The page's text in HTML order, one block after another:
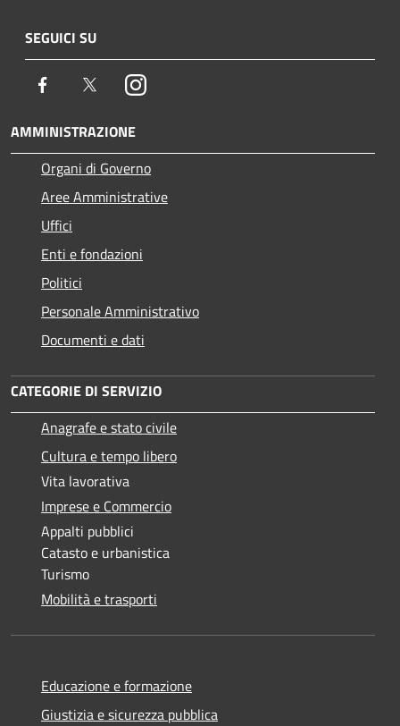
SEGUICI SU
Facebook TwitterInstagram
AMMINISTRAZIONE
Organi di Governo
Aree Amministrative
Uffici
Enti e fondazioni
Politici
Personale Amministrativo
Documenti e dati
CATEGORIE DI SERVIZIO
Anagrafe e stato civile
Cultura e tempo libero
Vita lavorativa
Imprese e Commercio
Appalti pubblici
Catasto e urbanistica
Turismo
Mobilità e trasporti
Educazione e formazione
Giustizia e sicurezza pubblica